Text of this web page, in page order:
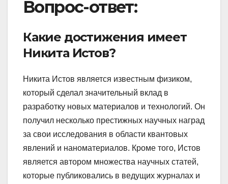
Вопрос-ответ:
Какие достижения имеет
Никита Истов?
Никита Истов является известным физиком,
который сделал значительный вклад в
разработку новых материалов и технологий. Он
получил несколько престижных научных наград
за свои исследования в области квантовых
явлений и наноматериалов. Кроме того, Истов
является автором множества научных статей,
которые публиковались в ведущих журналах и